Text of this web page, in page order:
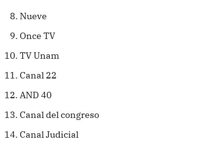
Nueve
Once TV
TV Unam
Canal 22
AND 40
Canal del congreso
Canal Judicial